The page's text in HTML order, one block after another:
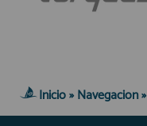
INFORMACION
Inicio» Navegacion»